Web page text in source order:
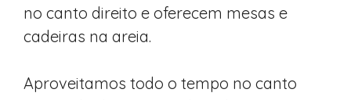
no canto direito e oferecem mesas e
cadeiras na areia.
Aproveitamos todo o tempo no canto